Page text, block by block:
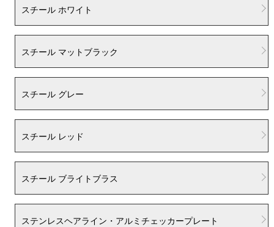
スチール ホワイト
スチール マットブラック
スチール グレー
スチール レッド
スチール ブライトブラス
ステンレスヘアライン・アルミチェッカープレート